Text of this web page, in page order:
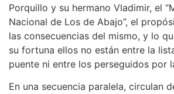
Porquillo y su hermano Vladimir, el
Nacional de Los de Abajo”, el
las consecuencias del mismo, y lo
su fortuna ellos no están entre la
puente ni entre los perseguidos por
En una secuencia paralela, circulan